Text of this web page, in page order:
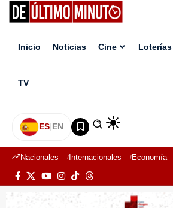
Inicio Noticias Cine Loterías
TV
ES|EN
Nacionales Internacionales Economía